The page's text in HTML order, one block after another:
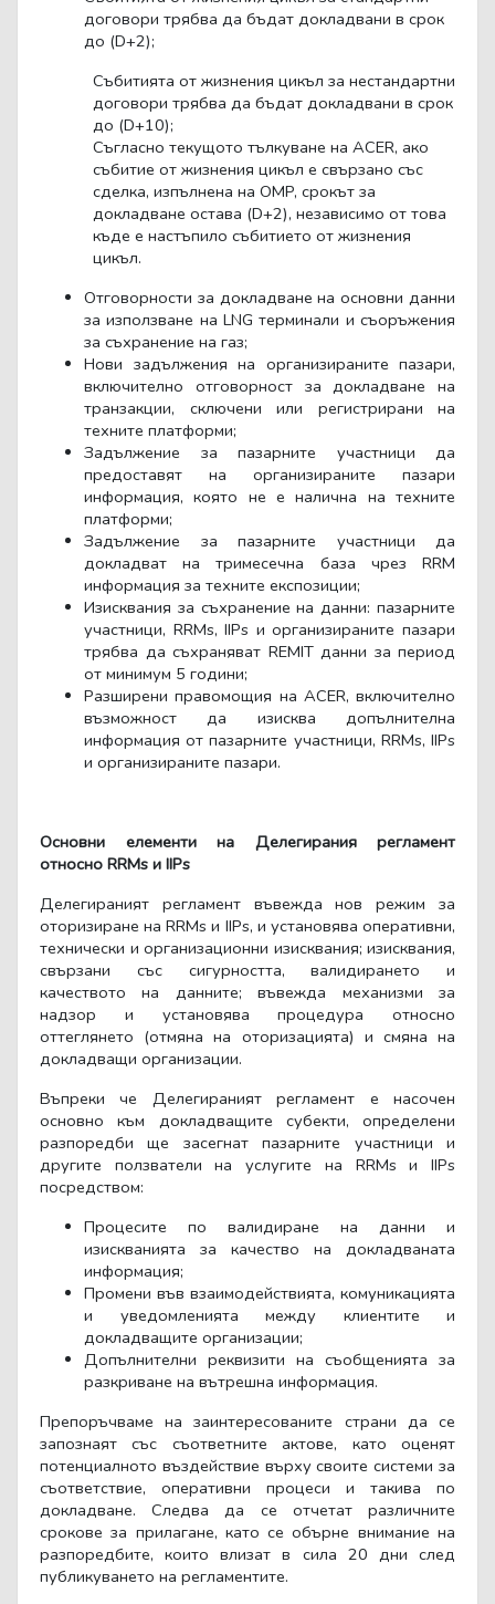
договори трябва да бъдат докладвани в срок
до (D+2);
Събитията от жизнения цикъл за нестандартни
договори трябва да бъдат докладвани в срок
до (D+10);
Съгласно текущото тълкуване на ACER, ако
събитие от жизнения цикъл е свързано със
сделка, изпълнена на OMP, срокът за
докладване остава (D+2), независимо от това
къде е настъпило събитието от жизнения
цикъл.
Отговорности за докладване на основни данни
за използване на LNG терминали и съоръжения
за съхранение на газ;
Нови задължения на организираните пазари,
включително отговорност за докладване на
транзакции, сключени или регистрирани на
техните платформи;
Задължение за пазарните участници да
предоставят на организираните пазари
информация, която не е налична на техните
платформи;
Задължение за пазарните участници да
докладват на тримесечна база чрез RRM
информация за техните експозиции;
Изисквания за съхранение на данни: пазарните
участници, RRMs, IIPs и организираните пазари
трябва да съхраняват REMIT данни за период
от минимум 5 години;
Разширени правомощия на ACER, включително
възможност да изисква допълнителна
информация от пазарните участници, RRMs, IIPs
и организираните пазари.
Основни елементи на Делегирания регламент
относно RRMs и IIPs
Делегираният регламент въвежда нов режим за
оторизиране на RRMs и IIPs, и установява оперативни,
технически и организационни изисквания; изисквания,
свързани със сигурността, валидирането и
качеството на данните; въвежда механизми за
надзор и установява процедура относно
оттеглянето (отмяна на оторизацията) и смяна на
докладващи организации.
Въпреки че Делегираният регламент е насочен
основно към докладващите субекти, определени
разпоредби ще засегнат пазарните участници и
другите ползватели на услугите на RRMs иIIPs
посредством:
Процесите по валидиране на данни и
изискванията за качество на докладваната
информация;
Промени във взаимодействията, комуникацията
и уведомленията между клиентите и
докладващите организации;
Допълнителни реквизити на съобщенията за
разкриване на вътрешна информация.
Препоръчваме на заинтересованите страни да се
запознаят със съответните актове, като оценят
потенциалното въздействие върху своите системи за
съответствие, оперативни процеси и такива по
докладване. Следва да се отчетат различните
срокове за прилагане, като се обърне внимание на
разпоредбите, които влизат в сила 20 дни след
публикуването на регламентите.